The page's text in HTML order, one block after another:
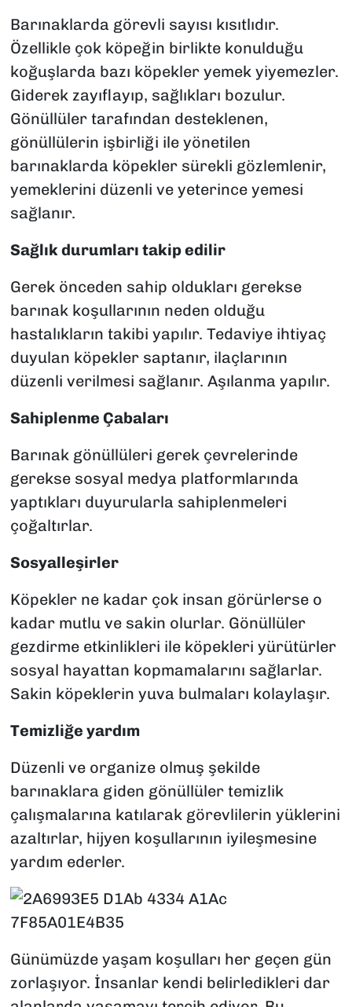
Barınaklarda görevli sayısı kısıtlıdır.
Özellikle çok köpeğin birlikte konulduğu
koğuşlarda bazı köpekler yemek yiyemezler.
Giderek zayıflayıp, sağlıkları bozulur.
Gönüllüler tarafından desteklenen,
gönüllülerin işbirliği ile yönetilen
barınaklarda köpekler sürekli gözlemlenir,
yemeklerini düzenli ve yeterince yemesi
sağlanır.
Sağlık durumları takip edilir
Gerek önceden sahip oldukları gerekse
barınak koşullarının neden olduğu
hastalıkların takibi yapılır. Tedaviye ihtiyaç
duyulan köpekler saptanır, ilaçlarının
düzenli verilmesi sağlanır. Aşılanma yapılır.
Sahiplenme Çabaları
Barınak gönüllüleri gerek çevrelerinde
gerekse sosyal medya platformlarında
yaptıkları duyurularla sahiplenmeleri
çoğaltırlar.
Sosyalleşirler
Köpekler ne kadar çok insan görürlerse o
kadar mutlu ve sakin olurlar. Gönüllüler
gezdirme etkinlikleri ile köpekleri yürütürler
sosyal hayattan kopmamalarını sağlarlar.
Sakin köpeklerin yuva bulmaları kolaylaşır.
Temizliğe yardım
Düzenli ve organize olmuş şekilde
barınaklara giden gönüllüler temizlik
çalışmalarına katılarak görevlilerin yüklerini
azaltırlar, hijyen koşullarının iyileşmesine
yardım ederler.
Günümüzde yaşam koşulları her geçen gün
zorlaşıyor. İnsanlar kendi belirledikleri dar